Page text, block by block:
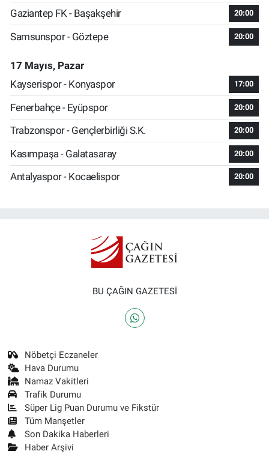
Gaziantep FK - Başakşehir 20:00
Samsunspor - Göztepe 20:00
17 Mayıs, Pazar
Kayserispor - Konyaspor
17:00
Fenerbahçe - Eyüpspor 20:00
Trabzonspor - Gençlerbirliği S.K. 20:00
Kasımpaşa - Galatasaray 20:00
Antalyaspor - Kocaelispor 20:00
BU ÇAĞIN GAZETESİ
Nöbetçi Eczaneler
Hava Durumu
Namaz Vakitleri
Trafik Durumu
Süper Lig Puan Durumu ve Fikstür
Tüm Manşetler
Son Dakika Haberleri
Haber Arşivi